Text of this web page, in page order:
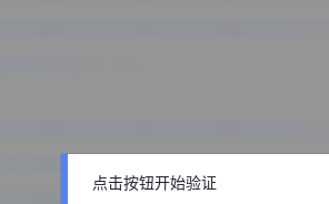
点击按钮开始验证